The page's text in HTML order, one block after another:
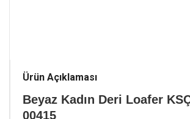
Ürün Açıklaması
Beyaz Kadın Deri Loafer
00415